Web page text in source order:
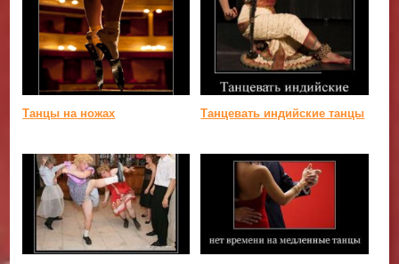
Танцы на ножах Танцевать индийские танцы